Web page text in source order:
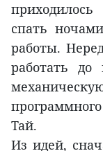
спать
работы.
работать до
Тай.
Из идей,